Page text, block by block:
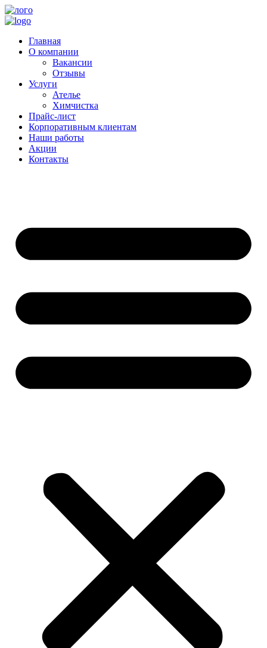
Главная
О компании
Вакансии
Отзывы
Услуги
Ателье
Химчистка
Прайс-лист
Корпоративным клиентам
Наши работы
Акции
Контакты